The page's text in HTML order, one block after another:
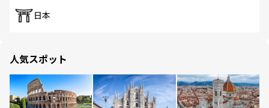
日本
人気スポット